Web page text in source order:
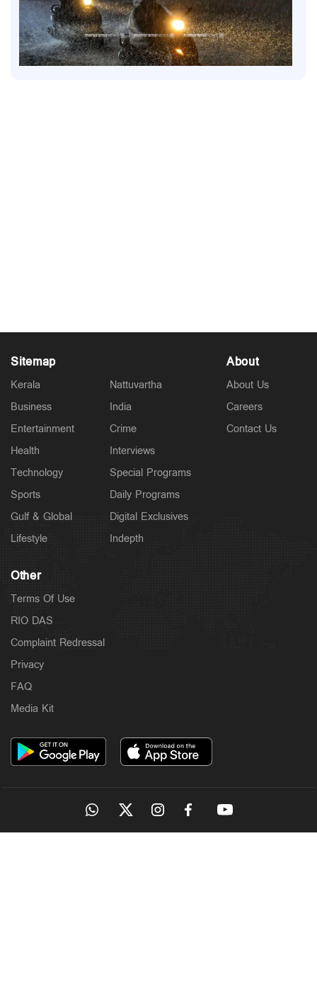
Politics
പ്രധാനമന്ത്രിയുടെ വിദേശയാത്രകൾക്ക് 2021 മുതൽ
ചെലവായത് 557 കോടി രൂപ; കണക്കുകൾ
രാജ്യസഭയിൽ
8 hours ago
സാമൂഹികക്ഷേമ പെൻഷൻ ഇനി ബാങ്ക്
അക്കൗണ്ടിലേക്ക്; സഹകരണ ബാങ്കുകളെ ഒഴിവാക്കി
Sitemap
Kerala
Business
Entertainment
Health
Technology
Sports
Gulf & Global
Lifestyle
Nattuvartha
India
Crime
Interviews
Special Programs
Daily Programs
Digital Exclusives
Indepth
About
About Us
Careers
Contact Us
Other
Terms Of Use
RIO DAS
Complaint Redressal
Privacy
FAQ
Media Kit